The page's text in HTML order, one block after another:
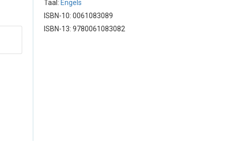
Taal: Engels
ISBN-10: 0061083089
ISBN-13: 9780061083082